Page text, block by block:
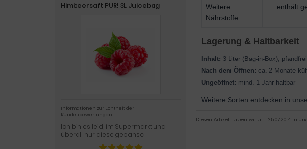
Weitere
Nährstoffe
enthält
Lagerung & Haltbarkeit
Inhalt: 3 Liter (Bag-in-Box), pfandfrei
Nach dem Öffnen: ca. 2 Monate
Ungeöffnet: mind. 1 Jahr haltbar
Weitere Sorten entdecken in
Diesen Artikel haben wir am 25.07.2014 in
Himbeersaft PUR! 3L Juicebag
Informationen zur Echtheit der
Kundenbewertungen
Ich bin es leid, im Supermarkt und
überall nur diese gepansc